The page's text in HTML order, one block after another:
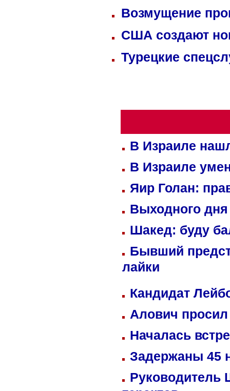
Возмущение
США создают
Турецкие
В Израиле
В Израиле
Яир Голан:
Выходного
Шакед: буду
Бывший
лайки
Кандидат
Алович просил
Началась
Задержаны 45
Руководитель